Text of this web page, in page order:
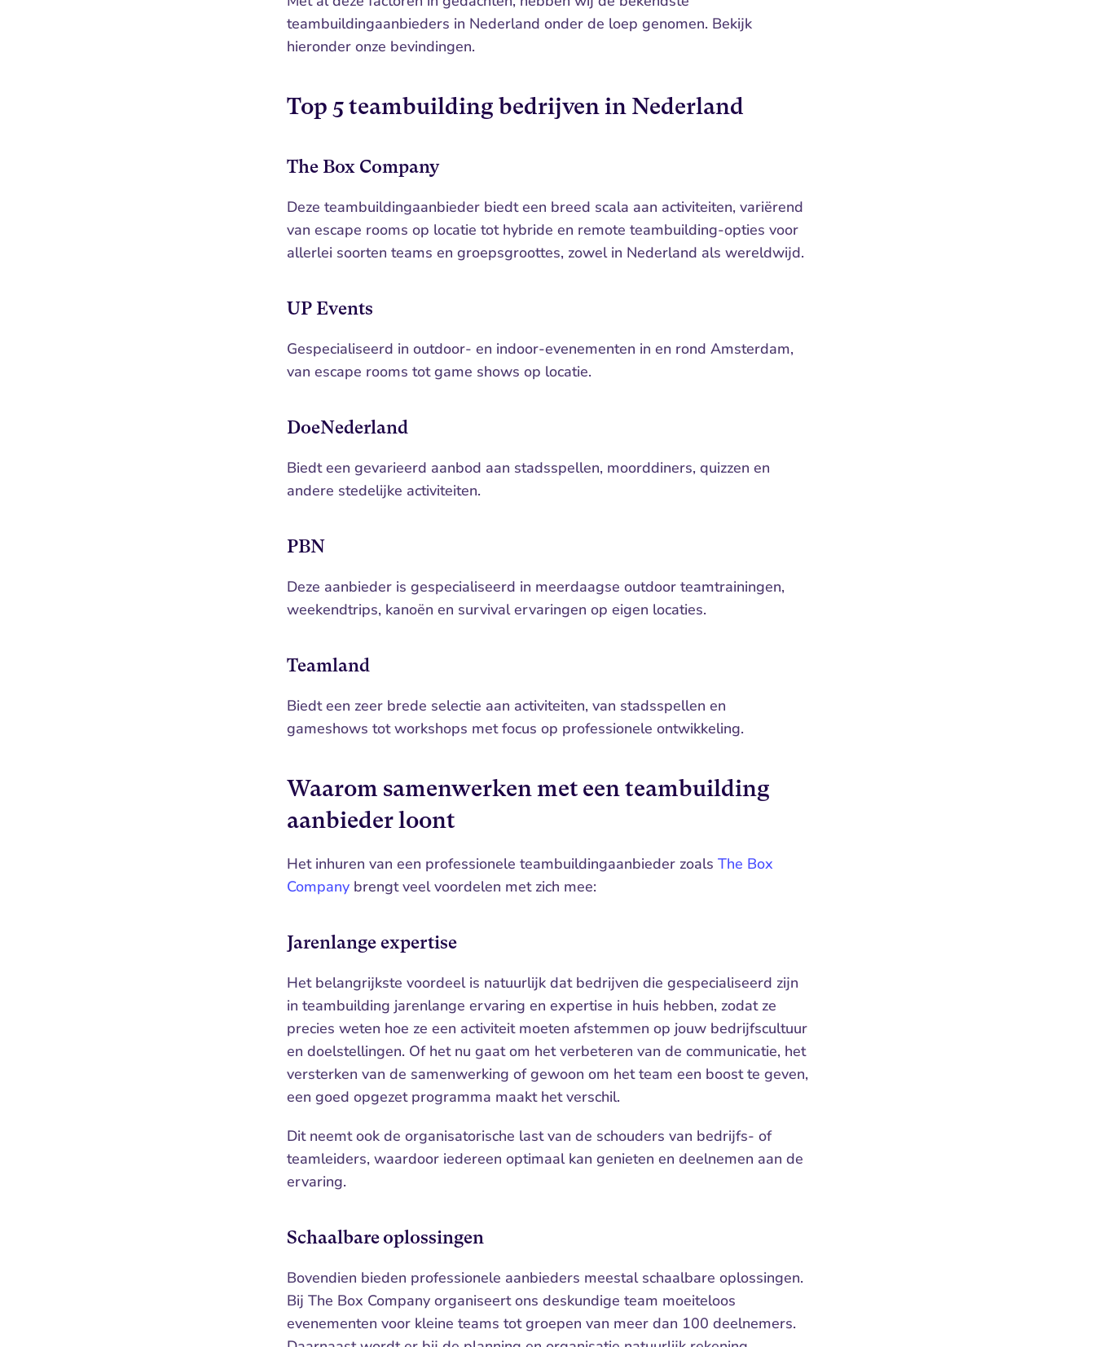
teambuildingaanbieders in Nederland onder de loep genomen. Bekijk
hieronder onze bevindingen.
Top 5 teambuilding bedrijven in Nederland
The Box Company
Deze teambuildingaanbieder biedt een breed scala aan activiteiten, variërend
van escape rooms op locatie tot hybride en remote teambuilding-opties voor
allerlei soorten teams en groepsgroottes, zowel in Nederland als wereldwijd.
UP Events
Gespecialiseerd in outdoor- en indoor-evenementen in en rond Amsterdam,
van escape rooms tot game shows op locatie.
DoeNederland
Biedt een gevarieerd aanbod aan stadsspellen, moorddiners, quizzen en
andere stedelijke activiteiten.
PBN
Deze aanbieder is gespecialiseerd in meerdaagse outdoor teamtrainingen,
weekendtrips, kanoën en survival ervaringen op eigen locaties.
Teamland
Biedt een zeer brede selectie aan activiteiten, van stadsspellen en
gameshows tot workshops met focus op professionele ontwikkeling.
Waarom samenwerken met een teambuilding
aanbieder loont
Het inhuren van een professionele teambuildingaanbieder zoals The Box
Company brengt veel voordelen met zich mee:
Jarenlange expertise
Het belangrijkste voordeel is natuurlijk dat bedrijven die gespecialiseerd zijn
in teambuilding jarenlange ervaring en expertise in huis hebben, zodat ze
precies weten hoe ze een activiteit moeten afstemmen op jouw bedrijfscultuur
en doelstellingen. Of het nu gaat om het verbeteren van de communicatie, het
versterken van de samenwerking of gewoon om het team een boost te geven,
een goed opgezet programma maakt het verschil.
Dit neemt ook de organisatorische last van de schouders van bedrijfs- of
teamleiders, waardoor iedereen optimaal kan genieten en deelnemen aan de
ervaring.
Schaalbare oplossingen
Bovendien bieden professionele aanbieders meestal schaalbare oplossingen.
Bij The Box Company organiseert ons deskundige team moeiteloos
evenementen voor kleine teams tot groepen van meer dan 100 deelnemers.